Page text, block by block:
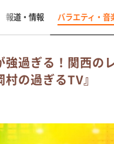
報道・情報 バラエティ・音
強過ぎる！関西の
村の過ぎるTV』